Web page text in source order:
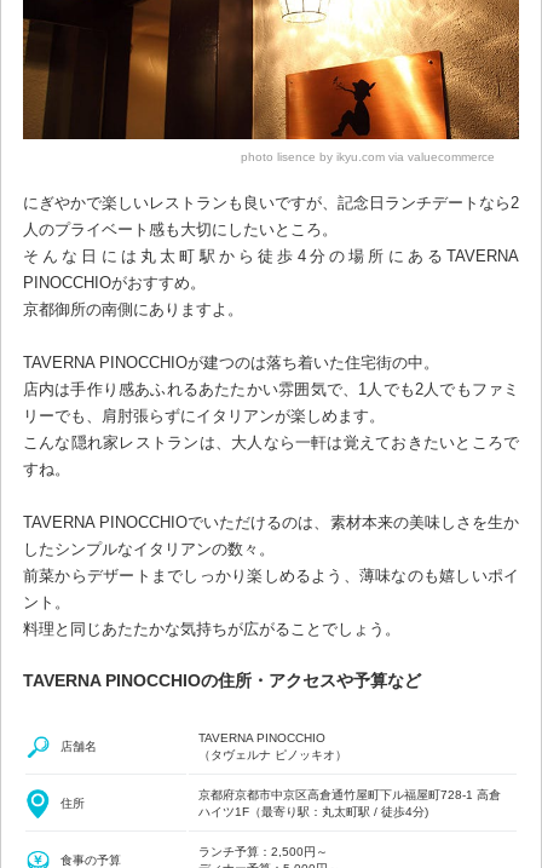
photo lisence by ikyu.com via valuecommerce
にぎやかで楽しいレストランも良いですが、記念日ランチデートなら2
人のプライベート感も大切にしたいところ。
そんな日には丸太町駅から徒歩4分の場所にあるTAVERNA
PINOCCHIOがおすすめ。
京都御所の南側にありますよ。
TAVERNA PINOCCHIOが建つのは落ち着いた住宅街の中。
店内は手作り感あふれるあたたかい雰囲気で、1人でも2人でもファミ
リーでも、肩肘張らずにイタリアンが楽しめます。
こんな隠れ家レストランは、大人なら一軒は覚えておきたいところで
すね。
TAVERNA PINOCCHIOでいただけるのは、素材本来の美味しさを生か
したシンプルなイタリアンの数々。
前菜からデザートまでしっかり楽しめるよう、薄味なのも嬉しいポイ
ント。
料理と同じあたたかな気持ちが広がることでしょう。
TAVERNA PINOCCHIOの住所・アクセスや予算など
店舗名
TAVERNA PINOCCHIO
（タヴェルナ ピノッキオ）
住所
京都府京都市中京区高倉通竹屋町下ル福屋町728-1 高倉
ハイツ1F（最寄り駅：丸太町駅 / 徒歩4分)
食事の予算
ランチ予算：2,500円～